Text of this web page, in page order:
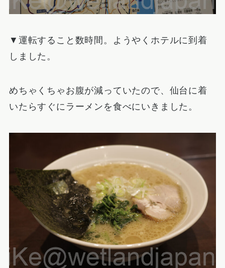
▼運転すること数時間。ようやくホテルに到着
しました。
めちゃくちゃお腹が減っていたので、仙台に着
いたらすぐにラーメンを食べにいきました。